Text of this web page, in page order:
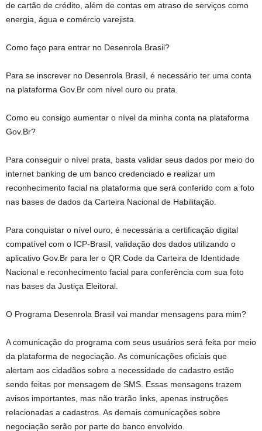
de cartão de crédito, além de contas em atraso de serviços como
energia, água e comércio varejista.
Como faço para entrar no Desenrola Brasil?
Para se inscrever no Desenrola Brasil, é necessário ter uma conta
na plataforma Gov.Br com nível ouro ou prata.
Como eu consigo aumentar o nível da minha conta na plataforma
Gov.Br?
Para conseguir o nível prata, basta validar seus dados por meio do
internet banking de um banco credenciado e realizar um
reconhecimento facial na plataforma que será conferido com a foto
nas bases de dados da Carteira Nacional de Habilitação.
Para conquistar o nível ouro, é necessária a certificação digital
compatível com o ICP-Brasil, validação dos dados utilizando o
aplicativo Gov.Br para ler o QR Code da Carteira de Identidade
Nacional e reconhecimento facial para conferência com sua foto
nas bases da Justiça Eleitoral.
O Programa Desenrola Brasil vai mandar mensagens para mim?
A comunicação do programa com seus usuários será feita por meio
da plataforma de negociação. As comunicações oficiais que
alertam aos cidadãos sobre a necessidade de cadastro estão
sendo feitas por mensagem de SMS. Essas mensagens trazem
avisos importantes, mas não trarão links, apenas instruções
relacionadas a cadastros. As demais comunicações sobre
negociação serão por parte do banco envolvido.